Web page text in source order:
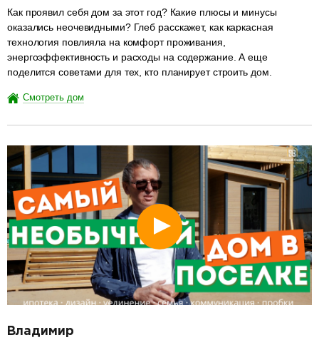
Как проявил себя дом за этот год? Какие плюсы и минусы
оказались неочевидными? Глеб расскажет, как каркасная
технология повлияла на комфорт проживания,
энергоэффективность и расходы на содержание. А еще
поделится советами для тех, кто планирует строить дом.
Смотреть дом
Владимир